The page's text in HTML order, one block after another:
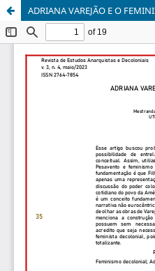
ADRIANA VAREJÃO E O